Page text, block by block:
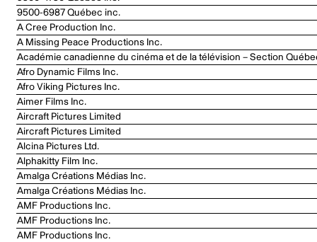
9500-6987 Québec inc.
A Cree Production Inc.
A Missing Peace Productions Inc.
Académie canadienne du cinéma et de la télévision – Section
Afro Dynamic Films Inc.
Afro Viking Pictures Inc.
Aimer Films Inc.
Aircraft Pictures Limited
Aircraft Pictures Limited
Alcina Pictures Ltd.
Alphakitty Film Inc.
Amalga Créations Médias Inc.
Amalga Créations Médias Inc.
AMF Productions Inc.
AMF Productions Inc.
AMF Productions Inc.